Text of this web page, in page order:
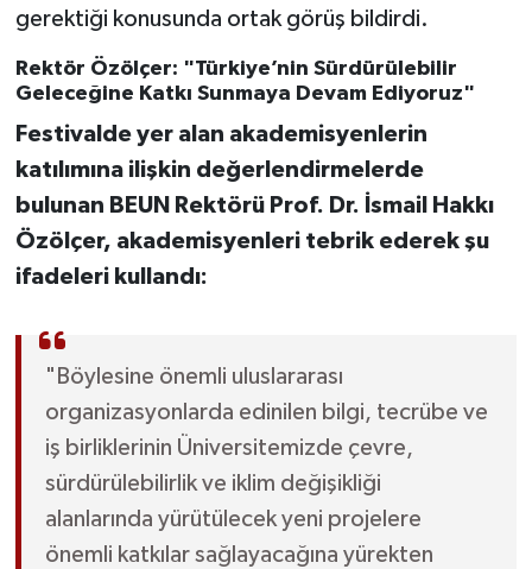
gerektiği konusunda ortak görüş bildirdi.
Rektör Özölçer: "Türkiye’nin Sürdürülebilir
Geleceğine Katkı Sunmaya Devam Ediyoruz"
Festivalde yer alan akademisyenlerin
katılımına ilişkin değerlendirmelerde
bulunan BEUN Rektörü Prof. Dr. İsmail Hakkı
Özölçer, akademisyenleri tebrik ederek şu
ifadeleri kullandı:
"Böylesine önemli uluslararası
organizasyonlarda edinilen bilgi, tecrübe ve
iş birliklerinin Üniversitemizde çevre,
sürdürülebilirlik ve iklim değişikliği
alanlarında yürütülecek yeni projelere
önemli katkılar sağlayacağına yürekten